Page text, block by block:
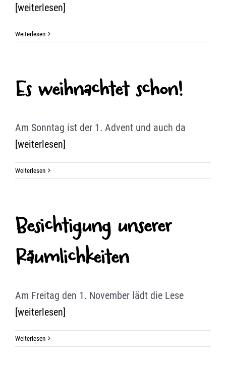
[weiterlesen]
Weiterlesen
Es weihnachtet schon!
Am Sonntag ist der 1. Advent und auch da
[weiterlesen]
Weiterlesen
Besichtigung unserer
Räumlichkeiten
Am Freitag den 1. November lädt die Lese
[weiterlesen]
Weiterlesen